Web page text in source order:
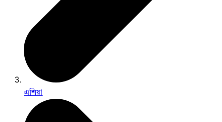
এশিয়া